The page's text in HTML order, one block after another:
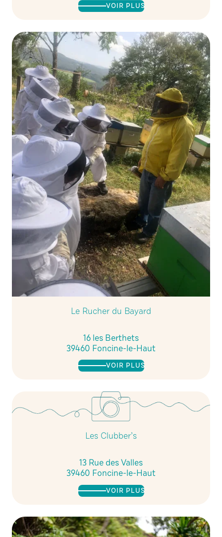
VOIR PLUS
Le Rucher du Bayard
16 les Berthets
39460 Foncine-le-Haut
VOIR PLUS
Les Clubber’s
13 Rue des Valles
39460 Foncine-le-Haut
VOIR PLUS